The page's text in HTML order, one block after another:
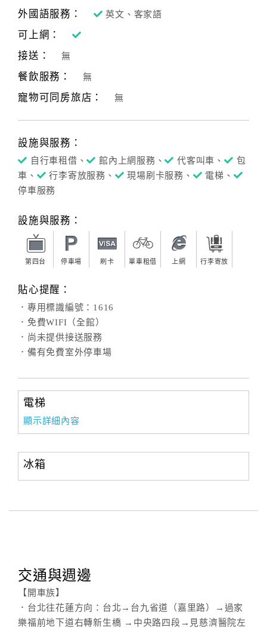
外國語服務： 英文、客家語
可上網：
接送：
無
餐飲服務： 無
寵物可同房旅店： 無
設施與服務：
自行車租借、 館內上網服務、 代客叫車、
包
車、
行李寄放服務、 現場刷卡服務、
電梯、
停車服務
設施與服務：
第四台 停車場 刷卡 單車租借 上網 行李寄放
貼心提醒：
．專用標識編號：1616
．免費WIFI（全館）
．尚未提供接送服務
．備有免費室外停車場
電梯
顯示詳細內容
冰箱
交通與週邊
【開車族】
．台北往花蓮方向：台北→台九省道（嘉里路）→過家
樂福前地下道右轉新生橋 →中央路四段→見慈濟醫院左